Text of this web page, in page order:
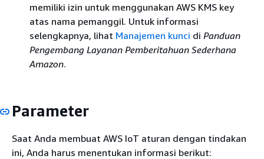
memiliki izin untuk menggunakan AWS KMS key
atas nama pemanggil. Untuk informasi
selengkapnya, lihat Manajemen kunci di Panduan
Pengembang Layanan Pemberitahuan Sederhana
Amazon.
Parameter
Saat Anda membuat AWS IoT aturan dengan tindakan
ini, Anda harus menentukan informasi berikut: